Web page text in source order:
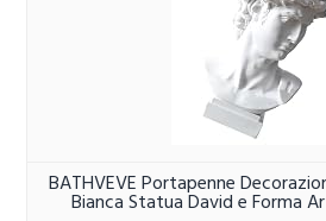
BATHVEVE Portapenne
Bianca Statua David e Forma